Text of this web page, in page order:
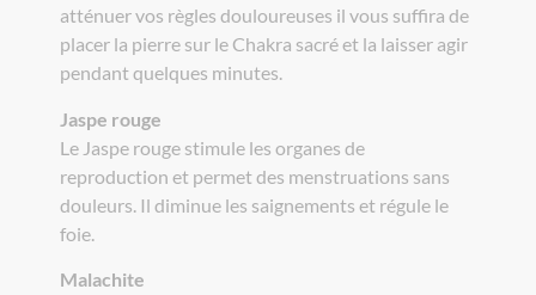
atténuer vos règles douloureuses il vous suffira de
placer la pierre sur le Chakra sacré et la laisser agir
pendant quelques minutes.
Jaspe rouge
Le Jaspe rouge stimule les organes de
reproduction et permet des menstruations sans
douleurs. Il diminue les saignements et régule le
foie.
Malachite